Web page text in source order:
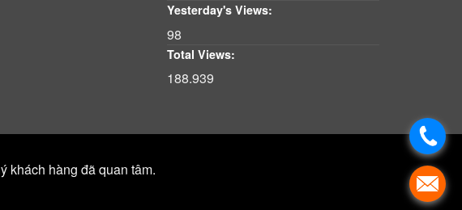
Yesterday's Views:
98
Total Views:
188.939
khách hàng đã quan tâm.